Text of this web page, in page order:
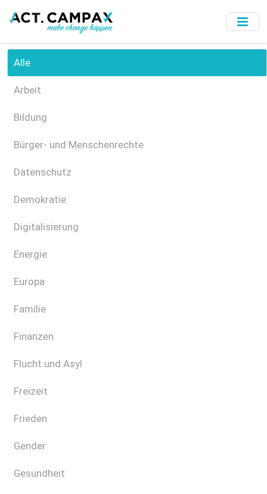
to
content
Alle
Arbeit
Bildung
Bürger- und Menschenrechte
Datenschutz
Demokratie
Digitalisierung
Energie
Europa
Familie
Finanzen
Flucht und Asyl
Freizeit
Frieden
Gender
Gesundheit